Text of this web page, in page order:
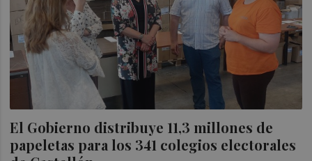
El Gobierno distribuye 11,3 millones de
papeletas para los 341 colegios electorales